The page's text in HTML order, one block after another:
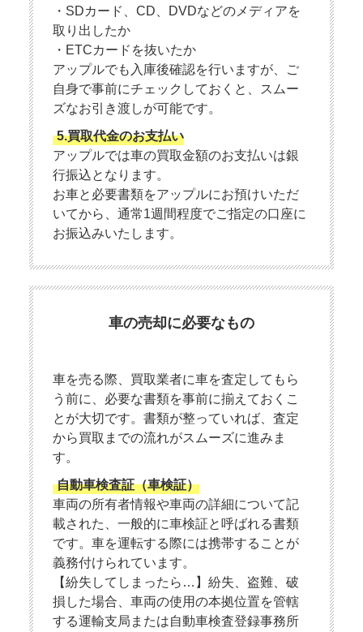
・SDカード、CD、DVDなどのメディアを
取り出したか
・ETCカードを抜いたか
アップルでも入庫後確認を行いますが、ご
自身で事前にチェックしておくと、スムー
ズなお引き渡しが可能です。
5.買取代金のお支払い
アップルでは車の買取金額のお支払いは銀
行振込となります。
お車と必要書類をアップルにお預けいただ
いてから、通常1週間程度でご指定の口座に
お振込みいたします。
車の売却に必要なもの
車を売る際、買取業者に車を査定してもら
う前に、必要な書類を事前に揃えておくこ
とが大切です。書類が整っていれば、査定
から買取までの流れがスムーズに進みま
す。
自動車検査証（車検証）
車両の所有者情報や車両の詳細について記
載された、一般的に車検証と呼ばれる書類
です。車を運転する際には携帯することが
義務付けられています。
【紛失してしまったら…】紛失、盗難、破
損した場合、車両の使用の本拠位置を管轄
する運輸支局または自動車検査登録事務所